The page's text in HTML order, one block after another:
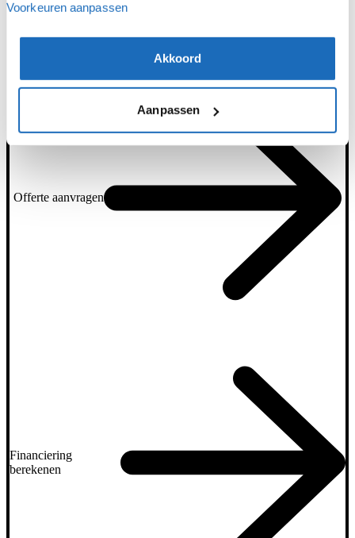
Voorkeuren aanpassen
Akkoord
Aanpassen
Offerte aanvragen
Financiering
berekenen